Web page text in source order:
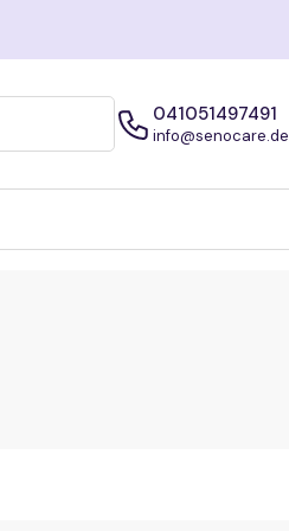
041051497491
info@senocare.de